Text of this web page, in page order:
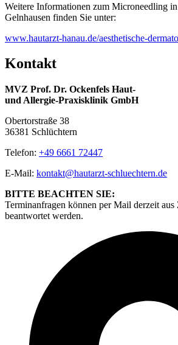
Weitere Informationen zum Microneedling
Gelnhausen finden Sie unter:
www.hautarzt-hanau.de/aesthetische-
Kontakt
MVZ Prof. Dr. Ockenfels Haut-
und Allergie-Praxisklinik GmbH
Obertorstraße 38
36381 Schlüchtern
Telefon: +49 6661 72447
E-Mail: kontakt@hautarzt-schluechtern.de
BITTE BEACHTEN SIE:
Terminanfragen können per Mail derzeit
beantwortet werden.